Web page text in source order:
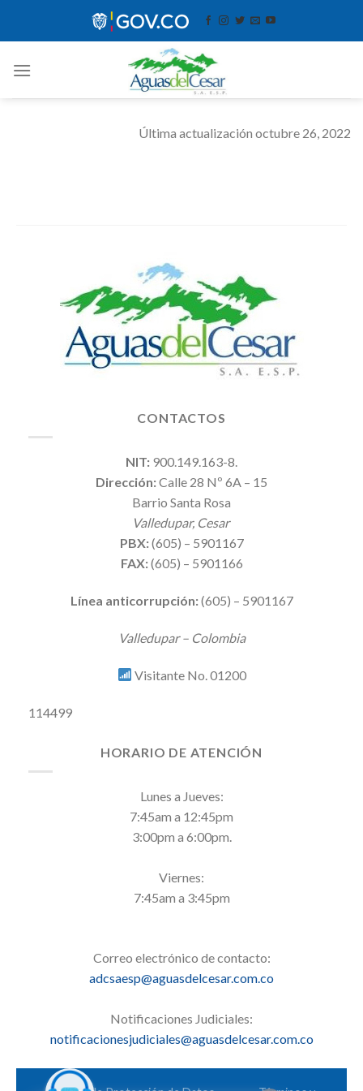
Última actualización octubre 26, 2022
CONTACTOS
NIT: 900.149.163-8.
Dirección:Calle 28 Nº 6A – 15
Barrio Santa Rosa
Valledupar, Cesar
PBX:(605) – 5901167
FAX:(605) – 5901166
Línea anticorrupción:(605) – 5901167
Valledupar – Colombia
Visitante No. 01200
114499
HORARIO DE ATENCIÓN
Lunes a Jueves:
7:45am a 12:45pm
3:00pm a 6:00pm.
Viernes:
7:45am a 3:45pm
Correo electrónico de contacto:
adcsaesp@aguasdelcesar.com.co
Notificaciones Judiciales:
notificacionesjudiciales@aguasdelcesar.com.co